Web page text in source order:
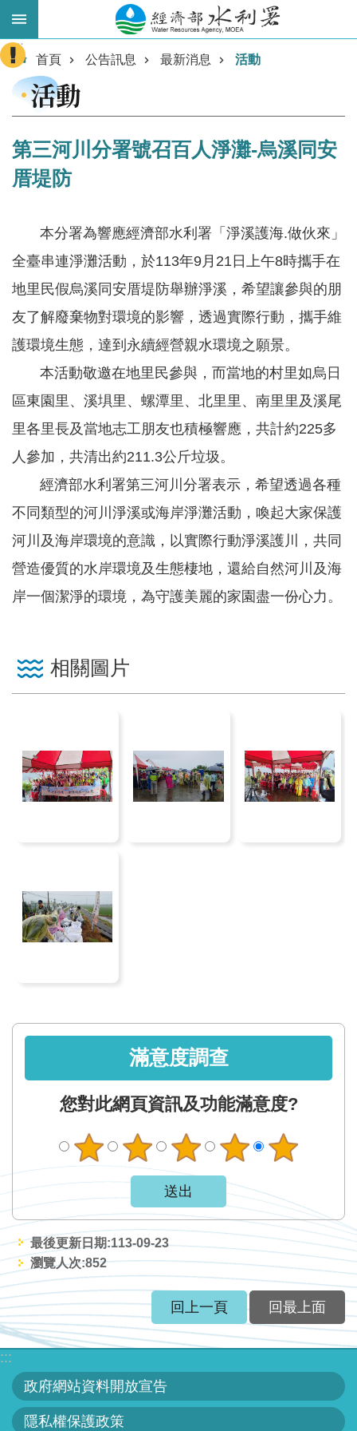
跳到主要內容區塊
進
階
搜
業
務
主
最
水
情
告
訊
息
便
民
資
關
於
站
導
覽
頁
見
常
見
答
廉
政
平
臺
性
平
專
:::
首頁 公告訊息 最新消息 活動
活動
第三河川分署號召百人淨灘-烏溪同安
厝堤防
本分署為響應經濟部水利署「淨溪護海.做伙來」
全臺串連淨灘活動，於113年9月21日上午8時攜手在
地里民假烏溪同安厝堤防舉辦淨溪，希望讓參與的朋
友了解廢棄物對環境的影響，透過實際行動，攜手維
護環境生態，達到永續經營親水環境之願景。
本活動敬邀在地里民參與，而當地的村里如烏日
區東園里、溪埧里、螺潭里、北里里、南里里及溪尾
里各里長及當地志工朋友也積極響應，共計約225多
人參加，共清出約211.3公斤垃圾。
經濟部水利署第三河川分署表示，希望透過各種
不同類型的河川淨溪或海岸淨灘活動，喚起大家保護
河川及海岸環境的意識，以實際行動淨溪護川，共同
營造優質的水岸環境及生態棲地，還給自然河川及海
岸一個潔淨的環境，為守護美麗的家園盡一份心力。
相關圖片
滿意度調查
您對此網頁資訊及功能滿意度?
最後更新日期:113-09-23
瀏覽人次:852
回上一頁 回最上面
:::
政府網站資料開放宣告
隱私權保護政策